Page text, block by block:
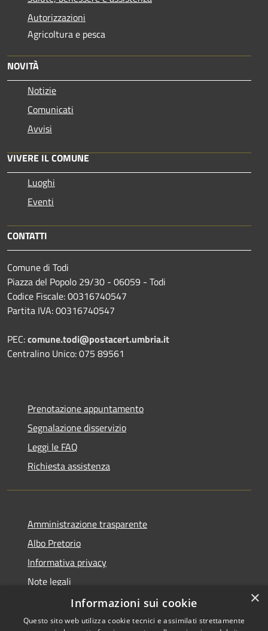
Autorizzazioni
Agricoltura e pesca
NOVITÀ
Notizie
Comunicati
Avvisi
VIVERE IL COMUNE
Luoghi
Eventi
CONTATTI
Comune di Todi
Piazza del Popolo 29/30 - 06059 - Todi
Codice Fiscale: 00316740547
Partita IVA: 00316740547
PEC:comune.todi@postacert.umbria.it
Centralino Unico: 075 89561
Prenotazione appuntamento
Segnalazione disservizio
Leggi le FAQ
Richiesta assistenza
Amministrazione trasparente
Albo Pretorio
Informativa privacy
Note legali
Dichiarazione di accessibilità
×
Informazioni sui cookie
Questo sito web utilizza cookie tecnici e assimilati strettamente